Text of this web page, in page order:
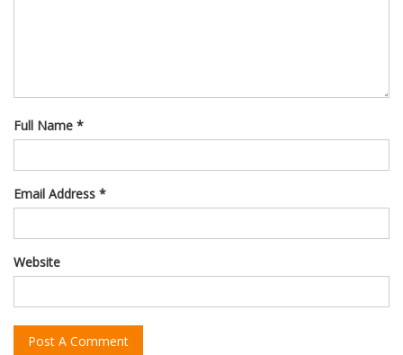
Full Name *
Email Address *
Website